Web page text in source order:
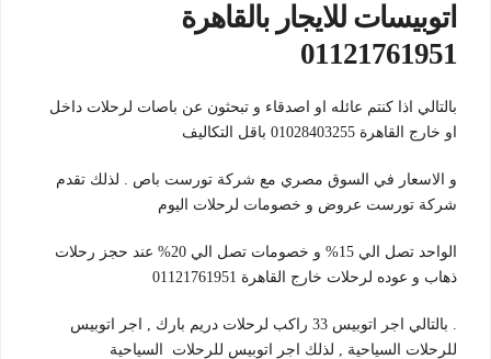
اتوبيسات للايجار بالقاهرة
01121761951
بالتالي اذا كنتم عائله او اصدقاء و تبحثون عن باصات لرحلات داخل
او خارج القاهرة 01028403255 باقل التكاليف
و الاسعار في السوق مصري مع شركة تورست باص . لذلك تقدم
شركة تورست عروض و خصومات لرحلات اليوم
الواحد تصل الي 15% و خصومات تصل الي 20% عند حجز رحلات
ذهاب و عوده لرحلات خارج القاهرة 01121761951
. بالتالي اجر اتوبيس 33 راكب لرحلات دريم بارك , اجر اتوبيس
للرحلات السياحية , لذلك اجر اتوبيس للرحلات السياحية